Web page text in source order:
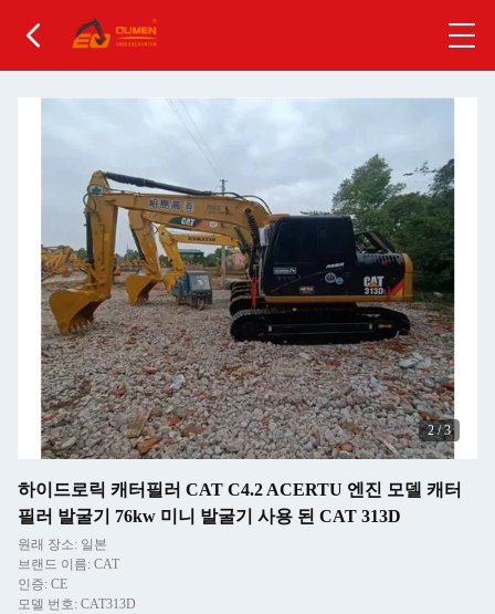
2/3
하이드로릭 캐터필러 CAT C4.2 ACERTU 엔진 모델 캐터
필러 발굴기 76kw 미니 발굴기 사용 된 CAT 313D
원래 장소: 일본
브랜드 이름: CAT
인증: CE
모델 번호: CAT313D